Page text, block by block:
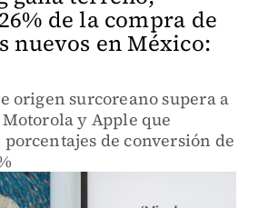
de la compra de
nuevos en México:
origen surcoreano supera a
y Apple que
de conversión de